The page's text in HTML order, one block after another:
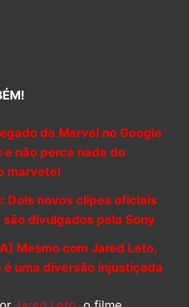
da Marvel no Google
e não perca nada do
marvete!
Dois novos clipes oficiais
divulgados pela Sony
Mesmo com Jared Leto,
é uma diversão injustiçada